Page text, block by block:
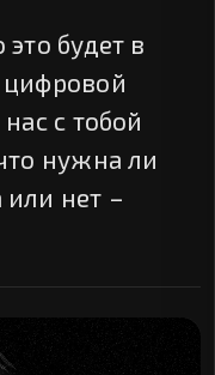
будет в
цифровой
с тобой
нужна ли
или нет –